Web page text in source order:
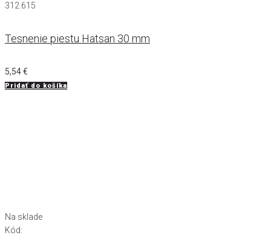
312.615
Tesnenie piestu Hatsan 30 mm
5,54€
Pridať do košíka
Na sklade
Kód: